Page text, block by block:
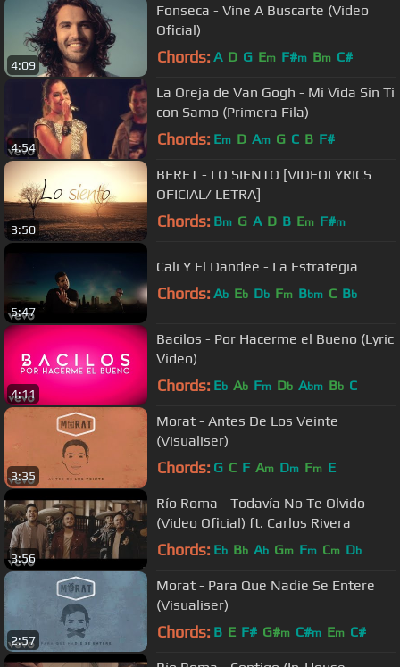
4:09
Fonseca - Vine A Buscarte (Video
Oficial)
Chords: A D G Em F#m Bm C#
4:54
La Oreja de Van Gogh - Mi Vida Sin Ti
con Samo (Primera Fila)
Chords: Em D Am G C B F#
3:50
BERET - LO SIENTO [VIDEOLYRICS
OFICIAL/ LETRA]
Chords: Bm G A D B Em F#m
5:47
Cali Y El Dandee - La Estrategia
Chords: Ab Eb Db Fm Bbm C Bb
4:11
Bacilos - Por Hacerme el Bueno (Lyric
Video)
Chords: Eb Ab Fm Db Abm Bb C
3:35
Morat - Antes De Los Veinte
(Visualiser)
Chords: G C F Am Dm Fm E
3:56
Río Roma - Todavía No Te Olvido
(Video Oficial) ft. Carlos Rivera
Chords: Eb Bb Ab Gm Fm Cm Db
2:57
Morat - Para Que Nadie Se Entere
(Visualiser)
Chords: B E F# G#m C#m Em C#